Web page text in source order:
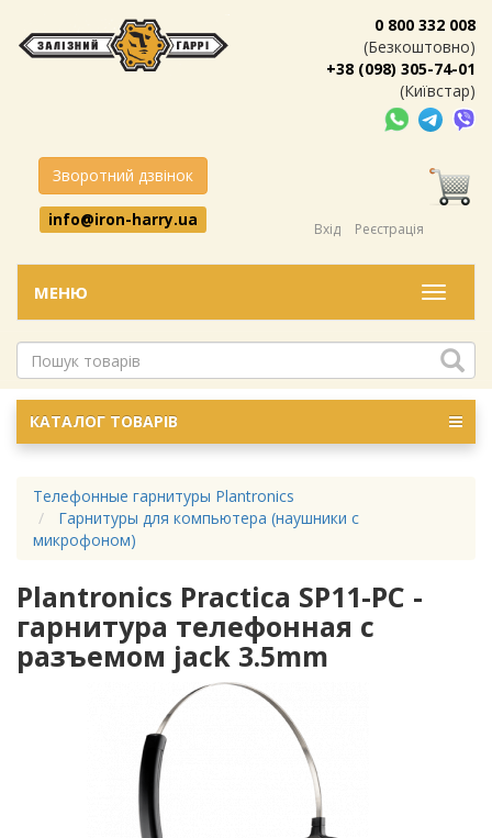
0 800 332 008
(Безкоштовно)
+38 (098) 305-74-01
(Київстар)
Зворотний дзвінок
info@iron-harry.ua
Вхід Реєстрація
Меню
МЕНЮ
КАТАЛОГ ТОВАРІВ
Телефонные гарнитуры Plantronics
Гарнитуры для компьютера (наушники с
микрофоном)
Plantronics Practica SP11-PC -
гарнитура телефонная с
разъемом jack 3.5mm